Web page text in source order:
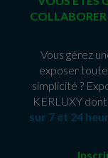
COLLABORER
Vous gérez
exposer
simplicité ?
KERLUXY
sur 7 et 24